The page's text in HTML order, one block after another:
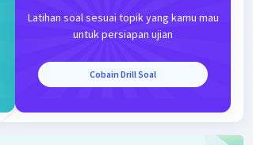
Latihan soal sesuai topik yang kamu mau
untuk persiapan ujian
Cobain Drill Soal